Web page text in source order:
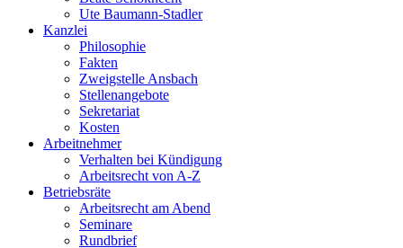
Ute Baumann-Stadler
Kanzlei
Philosophie
Fakten
Zweigstelle Ansbach
Stellenangebote
Sekretariat
Kosten
Arbeitnehmer
Verhalten bei Kündigung
Arbeitsrecht von A-Z
Betriebsräte
Arbeitsrecht am Abend
Seminare
Rundbrief